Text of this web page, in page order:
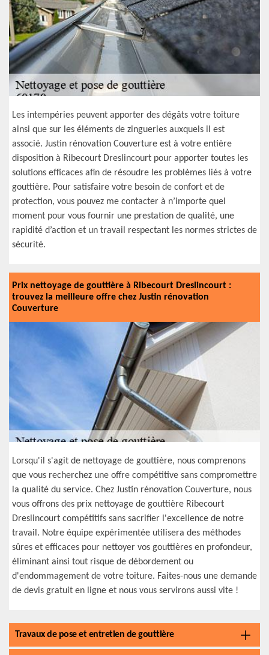
Les intempéries peuvent apporter des dégâts votre toiture
ainsi que sur les éléments de zingueries auxquels il est
associé. Justin rénovation Couverture est à votre entière
disposition à Ribecourt Dreslincourt pour apporter toutes les
solutions efficaces afin de résoudre les problèmes liés à votre
gouttière. Pour satisfaire votre besoin de confort et de
protection, vous pouvez me contacter à n’importe quel
moment pour vous fournir une prestation de qualité, une
rapidité d’action et un travail respectant les normes strictes de
sécurité.
Prix nettoyage de gouttière à Ribecourt Dreslincourt :
trouvez la meilleure offre chez Justin rénovation
Couverture
Lorsqu'il s'agit de nettoyage de gouttière, nous comprenons
que vous recherchez une offre compétitive sans compromettre
la qualité du service. Chez Justin rénovation Couverture, nous
vous offrons des prix nettoyage de gouttière Ribecourt
Dreslincourt compétitifs sans sacrifier l'excellence de notre
travail. Notre équipe expérimentée utilisera des méthodes
sûres et efficaces pour nettoyer vos gouttières en profondeur,
éliminant ainsi tout risque de débordement ou
d'endommagement de votre toiture. Faites-nous une demande
de devis gratuit en ligne et nous vous servirons aussi vite !
Travaux de pose et entretien de gouttière